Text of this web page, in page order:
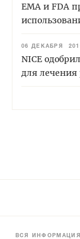
ЕМА и FDA
06 ДЕКАБРЯ
NICE
для
ВСЯ